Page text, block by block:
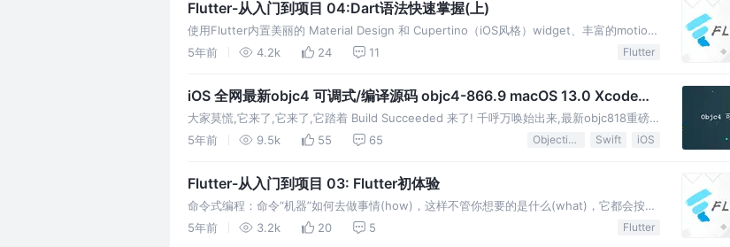
Flutter-从入门到项目 04:Dart语法快速掌握(上)
使用Flutter内置美丽的 Material Design 和 Cupertino（iOS风格）widget、丰富的motion
API、平滑而自然的滑动效果和平台感知，为您的用户带来全新体验。 🎯每个变量都是一个对
5年前 4.2k 24 11 Flutter
iOS 全网最新objc4 可调式/编译源码 objc4-866.9 macOS 13.0 Xcode
14.1
大家莫慌,它来了,它来了,它踏着 Build Succeeded 来了! 千呼万唤始出来,最新objc818重磅
更新,现在已经上传 github尝鲜objc818可调试源码 🎯你是不是还在为看源码而发
5年前 9.5k 55 65 Objective-C Swift iOS
Flutter-从入门到项目 03: Flutter初体验
命令式编程：命令“机器”如何去做事情(how)，这样不管你想要的是什么(what)，它都会按照
你的命令实现。 声明式编程：告诉“机器”你想要的是什么(what)，让机器想出如何去做
5年前 3.2k 20 5 Flutter